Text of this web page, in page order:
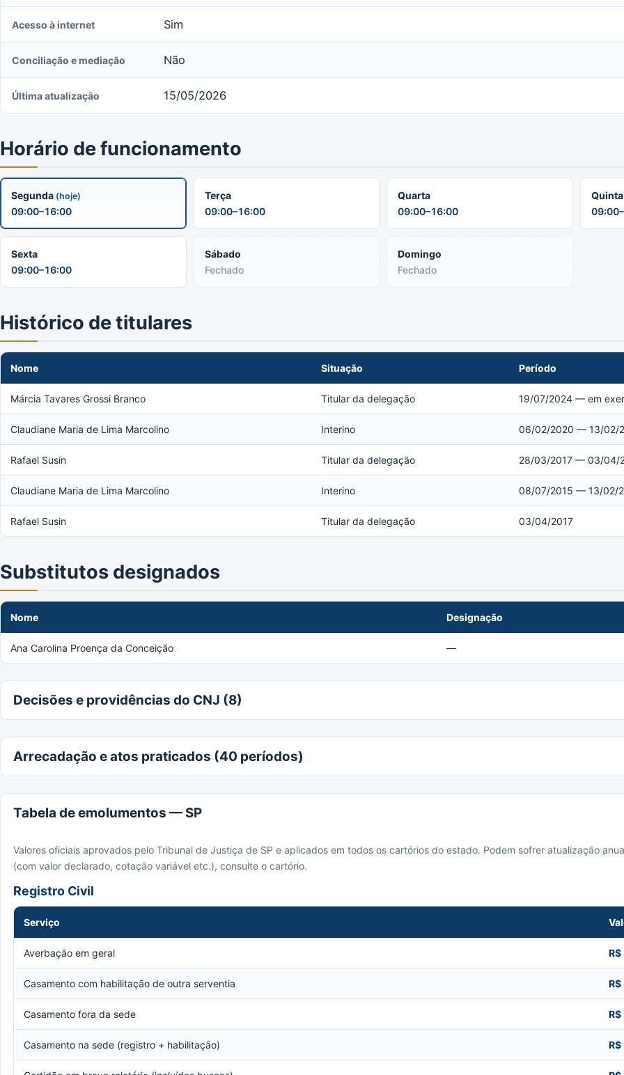
Acesso à internet Sim
Conciliação e mediação Não
Última atualização 15/05/2026
Horário de funcionamento
Segunda (hoje)
09:00–16:00
Terça
09:00–16:00
Quarta
09:00–16:00
Quinta
Sexta
09:00–16:00
Sábado
Fechado
Domingo
Fechado
Histórico de titulares
Nome Situação Período
Márcia Tavares Grossi Branco Titular da delegação 19/07/2024 — em
Claudiane Maria de Lima Marcolino Interino 06/02/2020 — 13/02/
Rafael Susin Titular da delegação 28/03/2017 — 03/04/
Claudiane Maria de Lima Marcolino Interino 08/07/2015 — 13/02/
Rafael Susin Titular da delegação 03/04/2017
Substitutos designados
Nome Designação
Ana Carolina Proença da Conceição —
Decisões e providências do CNJ (8)
Arrecadação e atos praticados (40 períodos)
Tabela de emolumentos — SP
Valores oficiais aprovados pelo Tribunal de Justiça de SP e aplicados em todos os cartórios do estado. Podem sofrer atualização
(com valor declarado, cotação variável etc.), consulte o cartório.
Registro Civil
Serviço
Averbação em geral
Casamento com habilitação de outra serventia
Casamento fora da sede
Casamento na sede (registro + habilitação)